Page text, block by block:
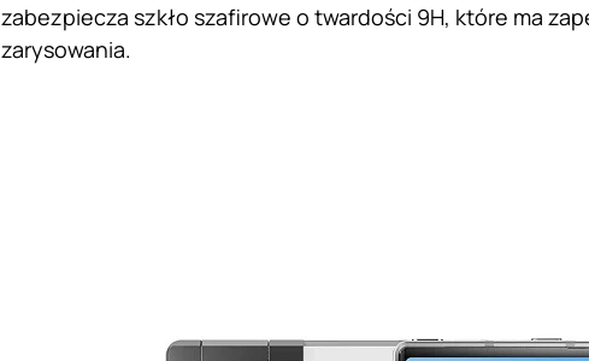
zabezpiecza szkło szafirowe o twardości 9H, które ma
zarysowania.